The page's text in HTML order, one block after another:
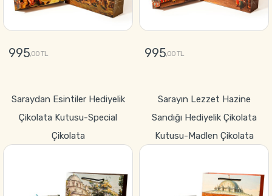
995,00 TL 995,00 TL
Saraydan Esintiler Hediyelik
Çikolata Kutusu-Special
Çikolata
Sarayın Lezzet Hazine
Sandığı Hediyelik Çikolata
Kutusu-Madlen Çikolata